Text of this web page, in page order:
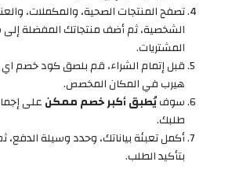
تصفح المنتجات الصحية، والمكملات،
الشخصية، ثم أضف منتجاتك المفضلة
المشتريات.
قبل إتمام الشراء، قم بلصق كود خصم اي
هيربفي المكان المخصص.
سوفيُطبق أكبر خصم ممكنعلى
طلبك.
أكمل تعبئة بياناتك، وحدد وسيلة الدفع،
بتأكيد الطلب.